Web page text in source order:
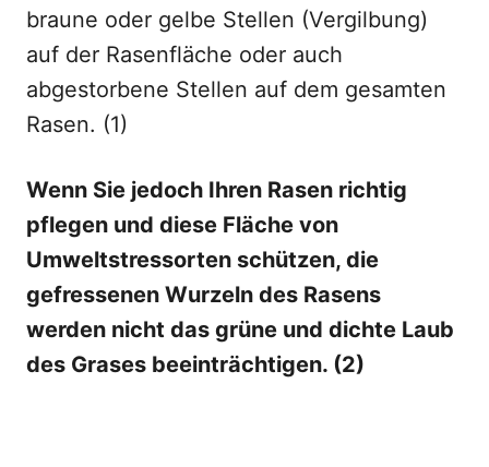
braune oder gelbe Stellen (Vergilbung)
auf der Rasenfläche oder auch
abgestorbene Stellen auf dem gesamten
Rasen. (1)
Wenn Sie jedoch Ihren Rasen richtig
pflegen und diese Fläche von
Umweltstressorten schützen, die
gefressenen Wurzeln des Rasens
werden nicht das grüne und dichte Laub
des Grases beeinträchtigen. (2)